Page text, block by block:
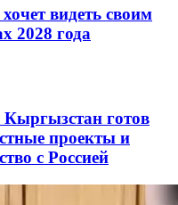
видеть своим
2028 года
готов
проекты и
с Россией